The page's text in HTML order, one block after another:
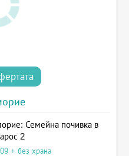
Семейна почивка в
2
+ без храна